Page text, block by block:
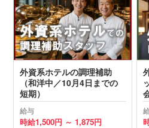
外資系ホテルの調理補助
（和洋中／10月4日までの
短期）
給与
時給1,500円 ～ 1,875円